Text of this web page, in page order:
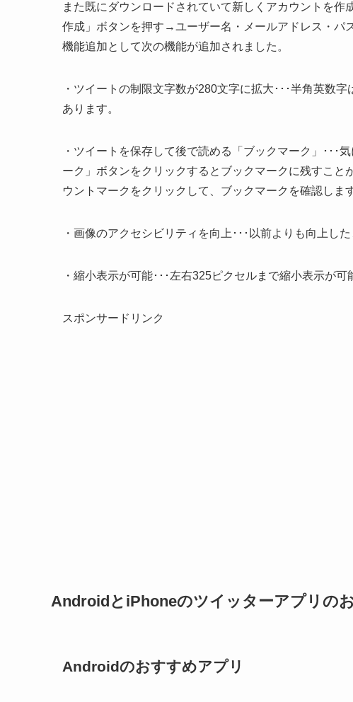
また既にダウンロードされていて新しくアカウントを
作成」ボタンを押す→ユーザー名・メールアドレス・パ
機能追加として次の機能が追加されました。
・ツイートの制限文字数が280文字に拡大･･･半角英数
あります。
・ツイートを保存して後で読める「ブックマーク」･･･
ーク」ボタンをクリックするとブックマークに残すこ
ウントマークをクリックして、ブックマークを確認します
・画像のアクセシビリティを向上･･･以前よりも向上し
・縮小表示が可能･･･左右325ピクセルまで縮小表示が
スポンサードリンク
AndroidとiPhoneのツイッターアプリの
Androidのおすすめアプリ